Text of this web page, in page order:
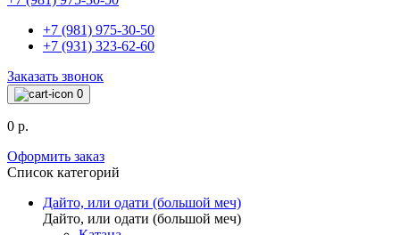
+7 (981) 975-30-50
+7 (931) 323-62-60
Заказать звонок
0
0 р.
Оформить заказ
Список категорий
Дайто, или одати (большой меч)
Дайто, или одати (большой меч)